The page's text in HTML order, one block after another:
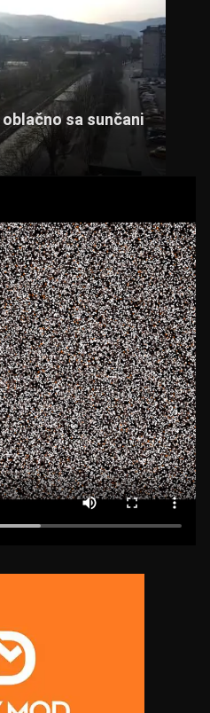
sa sunčani